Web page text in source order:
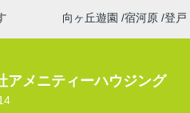
向ヶ丘遊園 宿河原 登戸
アメニティーハウジング